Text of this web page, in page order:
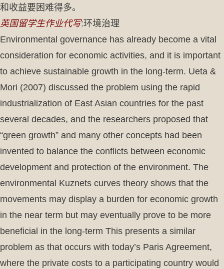
和收益要困难得多。
英国留学生作业代写:环境治理
Environmental governance has already become a vital
consideration for economic activities, and it is important
to achieve sustainable growth in the long-term. Ueta &
Mori (2007) discussed the problem using the rapid
industrialization of East Asian countries for the past
several decades, and the researchers proposed that
“green growth” and many other concepts had been
invented to balance the conflicts between economic
development and protection of the environment. The
environmental Kuznets curves theory shows that the
movements may display a burden for economic growth
in the near term but may eventually prove to be more
beneficial in the long-term This presents a similar
problem as that occurs with today’s Paris Agreement,
where the private costs to a participating country would